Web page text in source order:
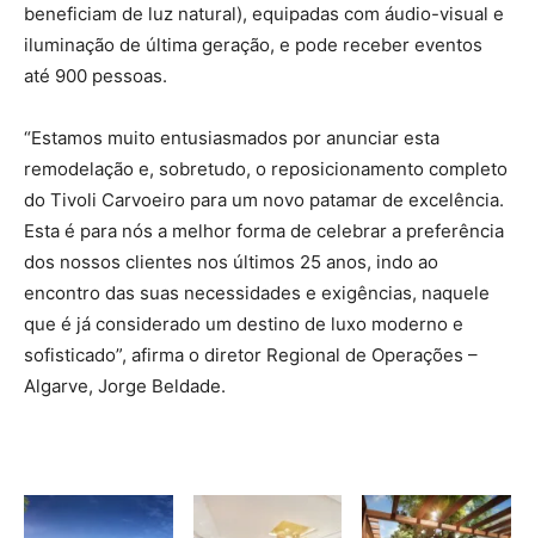
beneficiam de luz natural), equipadas com áudio-visual e
iluminação de última geração, e pode receber eventos
até 900 pessoas.
“Estamos muito entusiasmados por anunciar esta
remodelação e, sobretudo, o reposicionamento completo
do Tivoli Carvoeiro para um novo patamar de excelência.
Esta é para nós a melhor forma de celebrar a preferência
dos nossos clientes nos últimos 25 anos, indo ao
encontro das suas necessidades e exigências, naquele
que é já considerado um destino de luxo moderno e
sofisticado”, afirma o diretor Regional de Operações –
Algarve, Jorge Beldade.